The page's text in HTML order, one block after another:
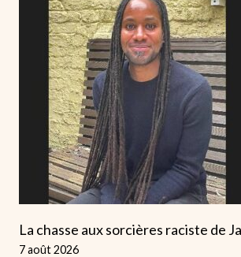
La chasse aux sorcières raciste de
7 août 2026